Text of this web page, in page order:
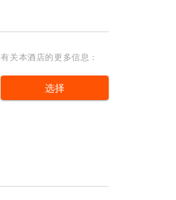
有关本酒店的更多信息：
选择